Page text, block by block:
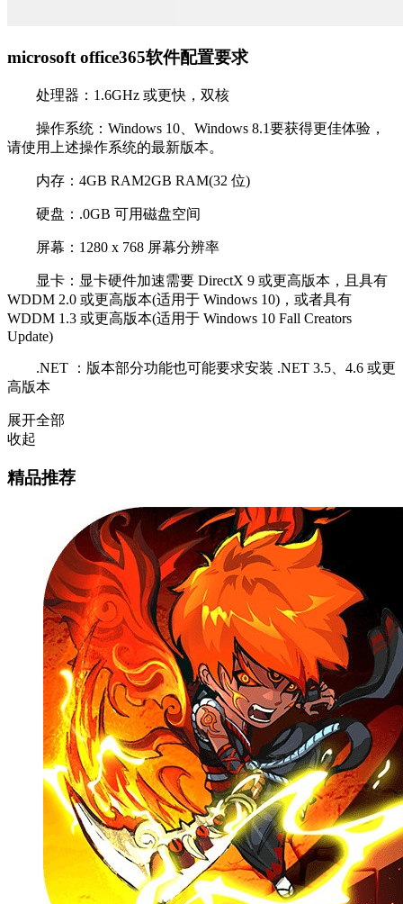
microsoft office365软件配置要求
处理器：1.6GHz 或更快，双核
操作系统：Windows 10、Windows 8.1要获得更佳体验，
请使用上述操作系统的最新版本。
内存：4GB RAM2GB RAM(32 位)
硬盘：.0GB 可用磁盘空间
屏幕：1280 x 768 屏幕分辨率
显卡：显卡硬件加速需要 DirectX 9 或更高版本，且具有
WDDM 2.0 或更高版本(适用于 Windows 10)，或者具有
WDDM 1.3 或更高版本(适用于 Windows 10 Fall Creators
Update)
.NET ：版本部分功能也可能要求安装 .NET 3.5、4.6 或更
高版本
展开全部
收起
精品推荐